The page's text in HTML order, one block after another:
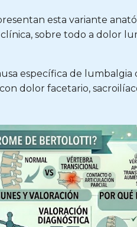
esta variante
sobre todo a dolor
específica de lumbalgia
dolor facetario,